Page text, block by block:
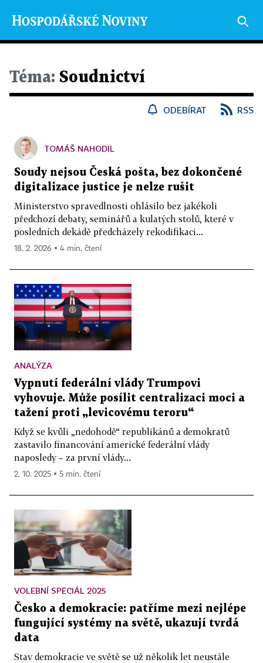
Téma: Soudnictví
ODEBÍRAT RSS
TOMÁŠ NAHODIL
Soudy nejsou Česká pošta, bez dokončené
digitalizace justice je nelze rušit
Ministerstvo spravedlnosti ohlásilo bez jakékoli
předchozí debaty, seminářů a kulatých stolů, které v
posledních dekádě předcházely rekodifikaci...
18. 2. 2026 ▪ 4 min. čtení
ANALÝZA
Vypnutí federální vlády Trumpovi
vyhovuje. Může posílit centralizaci moci a
tažení proti „levicovému teroru“
Když se kvůli „nedohodě“ republikánů a demokratů
zastavilo financování americké federální vlády
naposledy – za první vlády...
2. 10. 2025 ▪ 5 min. čtení
VOLEBNÍ SPECIÁL 2025
Česko a demokracie: patříme mezi nejlépe
fungující systémy na světě, ukazují tvrdá
data
Stav demokracie ve světě se už několik let neustále